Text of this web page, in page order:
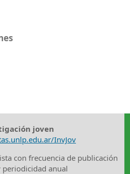
joven
InvJov
con frecuencia de publicación
periodicidad anual